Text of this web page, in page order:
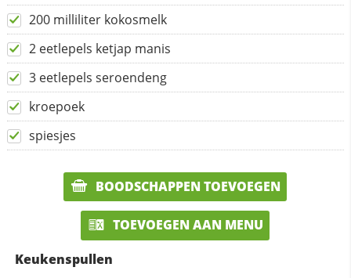
200 milliliter kokosmelk
2 eetlepels ketjap manis
3 eetlepels seroendeng
kroepoek
spiesjes
BOODSCHAPPEN TOEVOEGEN
TOEVOEGEN AAN MENU
Keukenspullen